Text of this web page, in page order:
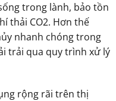
trong lành, bảo tồn
thải CO2. Hơn thế
nhanh chóng trong
trải qua quy trình xử lý
rộng rãi trên thị